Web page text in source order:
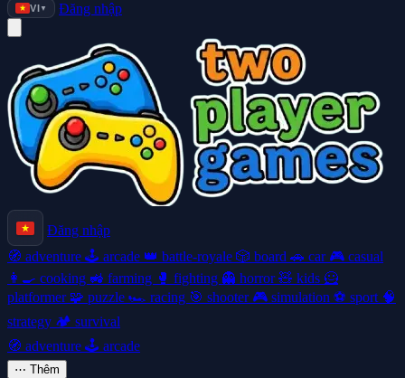
VI ▼ Đăng nhập
Đăng nhập
🧭 adventure 🕹️ arcade 👑 battle-royale 🎲 board 🚗 car 🎮 casual
👩‍🍳 cooking 🚜 farming 🥊 fighting 👻 horror🧸 kids 🦸
platformer 🧩 puzzle 🏎️ racing 🎯 shooter 🎮 simulation ⚽ sport 🧠
strategy 🏕️ survival
🧭 adventure 🕹️ arcade
⋯ Thêm